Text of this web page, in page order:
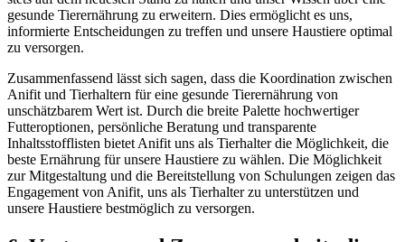
gesunde Tierernährung zu erweitern. Dies⁢ ermöglicht⁤ es uns,​
informierte Entscheidungen zu‍ treffen und ⁣unsere Haustiere optimal
zu ⁢versorgen.
Zusammenfassend lässt‌ sich sagen, dass die Koordination ‌zwischen
Anifit und Tierhaltern⁤ für​ eine gesunde ⁤Tierernährung von⁢
unschätzbarem​ Wert ‍ist. Durch die breite ⁤Palette⁢ hochwertiger
Futteroptionen, persönliche Beratung‌ und transparente
Inhaltsstofflisten​ bietet Anifit uns⁣ als Tierhalter⁤ die Möglichkeit, die
beste ⁢Ernährung für unsere ‌Haustiere‌ zu ​wählen.⁤ Die Möglichkeit
‌zur Mitgestaltung und​ die Bereitstellung von ⁣Schulungen⁤ zeigen das
Engagement von Anifit, ⁢uns als Tierhalter ⁢zu ⁢unterstützen und
unsere Haustiere bestmöglich zu versorgen.